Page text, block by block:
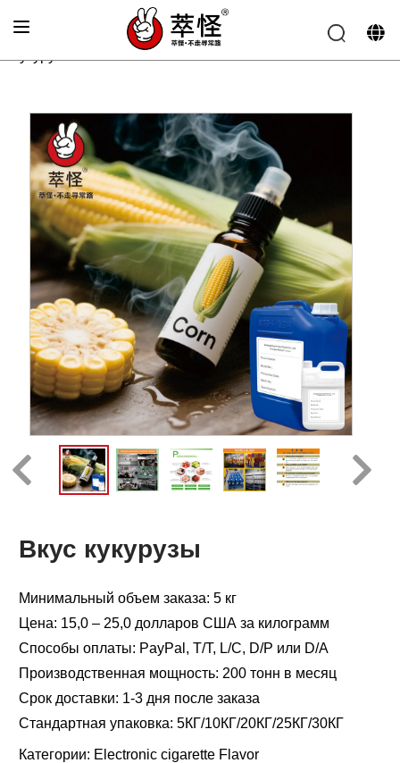
Аромат для электронных сигарет
Вкус
Вкус кукурузы
Минимальный объем заказа: 5 кг
Цена: 15,0 – 25,0 долларов США за килограмм
Способы оплаты: PayPal, T/T, L/C, D/P или D/A
Производственная мощность: 200 тонн в месяц
Срок доставки: 1-3 дня после заказа
Стандартная упаковка: 5КГ/10КГ/20КГ/25КГ/30КГ
Категории: Electronic cigarette Flavor